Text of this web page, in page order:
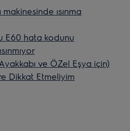
ısınma
E60 hata kodunu
ve ÖZel Eşya için)
Dikkat Etmeliyim